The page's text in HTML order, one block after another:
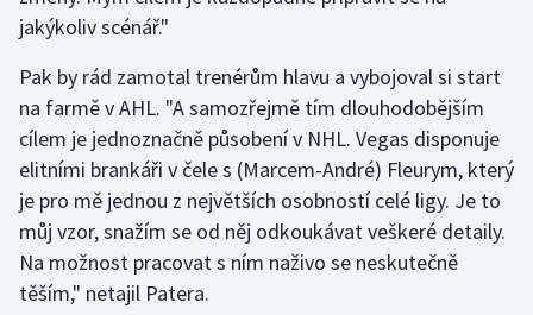
Moderní pětiboj
Motorsport
Olympijské hry
Parasport
Plavání
Plážový volejbal
jakýkoliv scénář."
Pak by rád zamotal trenérům hlavu a vybojoval si start
na farmě v AHL. "A samozřejmě tím dlouhodobějším
cílem je jednoznačně působení v NHL. Vegas disponuje
elitními brankáři v čele s (Marcem-André) Fleurym, který
je pro mě jednou z největších osobností celé ligy. Je to
můj vzor, snažím se od něj odkoukávat veškeré detaily.
Na možnost pracovat s ním naživo se neskutečně
těším," netajil Patera.